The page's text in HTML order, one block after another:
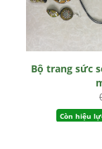
Bộ trang sức
Còn hiệu